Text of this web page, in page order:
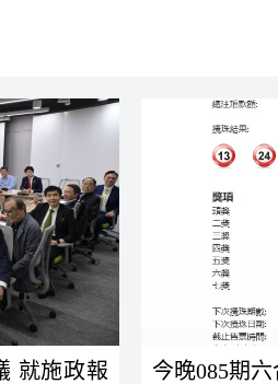
就施政報
今晚085期